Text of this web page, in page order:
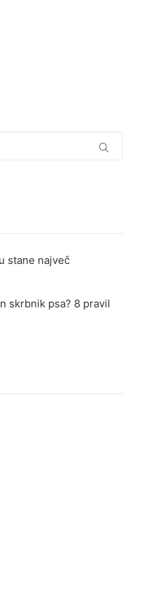
stane največ
skrbnik psa? 8 pravil